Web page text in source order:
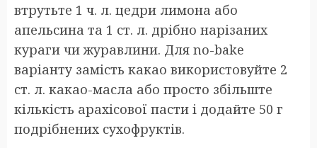
втрутьте 1 ч. л. цедри лимона або
апельсина та 1 ст. л. дрібно нарізаних
кураги чи журавлини. Для no-bake
варіанту замість какао використовуйте 2
ст. л. какао-масла або просто збільште
кількість арахісової пасти і додайте 50 г
подрібнених сухофруктів.